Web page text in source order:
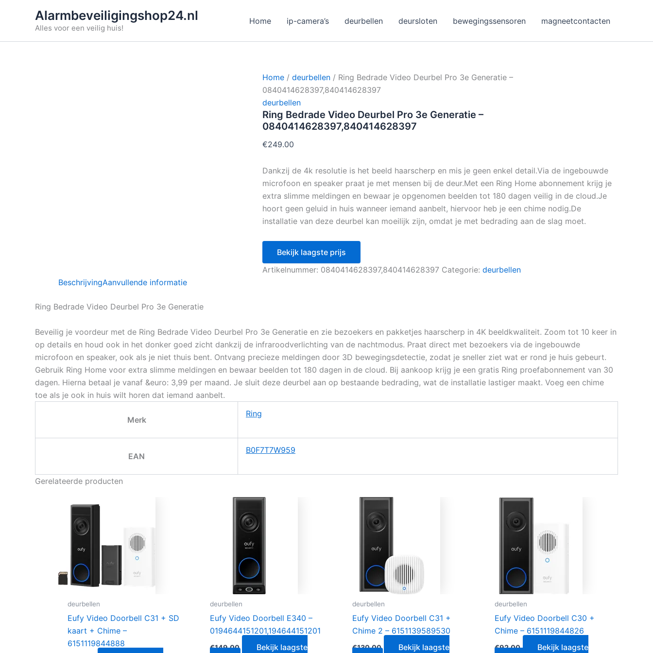
inhoud
Alarmbeveiligingshop24.nl
Alles voor een veilig huis!
Home ip-camera’s deurbellen deursloten bewegingssensoren magneetcontacten
Home / deurbellen / Ring Bedrade Video Deurbel Pro 3e Generatie –
0840414628397,840414628397
deurbellen
Ring Bedrade Video Deurbel Pro 3e Generatie –
0840414628397,840414628397
€249.00
Dankzij de 4k resolutie is het beeld haarscherp en mis je geen enkel detail.Via de ingebouwde
microfoon en speaker praat je met mensen bij de deur.Met een Ring Home abonnement krijg je
extra slimme meldingen en bewaar je opgenomen beelden tot 180 dagen veilig in de cloud.Je
hoort geen geluid in huis wanneer iemand aanbelt, hiervoor heb je een chime nodig.De
installatie van deze deurbel kan moeilijk zijn, omdat je met bedrading aan de slag moet.
Bekijk laagste prijs
Artikelnummer: 0840414628397,840414628397 Categorie: deurbellen
BeschrijvingAanvullende informatie
Ring Bedrade Video Deurbel Pro 3e Generatie
Beveilig je voordeur met de Ring Bedrade Video Deurbel Pro 3e Generatie en zie bezoekers en pakketjes haarscherp in 4K beeldkwaliteit. Zoom tot 10 keer in
op details en houd ook in het donker goed zicht dankzij de infraroodverlichting van de nachtmodus. Praat direct met bezoekers via de ingebouwde
microfoon en speaker, ook als je niet thuis bent. Ontvang precieze meldingen door 3D bewegingsdetectie, zodat je sneller ziet wat er rond je huis gebeurt.
Gebruik Ring Home voor extra slimme meldingen en bewaar beelden tot 180 dagen in de cloud. Bij aankoop krijg je een gratis Ring proefabonnement van 30
dagen. Hierna betaal je vanaf &euro: 3,99 per maand. Je sluit deze deurbel aan op bestaande bedrading, wat de installatie lastiger maakt. Voeg een chime
toe als je ook in huis wilt horen dat iemand aanbelt.
Merk
Ring
EAN
B0F7T7W959
Gerelateerde producten
deurbellen
Eufy Video Doorbell C31 + SD
kaart + Chime –
6151119844888
deurbellen
Eufy Video Doorbell E340 –
0194644151201,194644151201
€149.00
Bekijk laagste
deurbellen
Eufy Video Doorbell C31 +
Chime 2 – 6151139589530
€130.00
Bekijk laagste
deurbellen
Eufy Video Doorbell C30 +
Chime – 6151119844826
€92.00
Bekijk laagste